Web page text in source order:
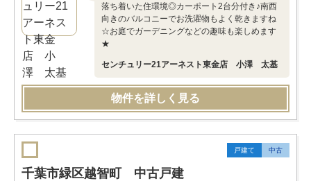
落ち着いた住環境◎カーポート2台分付き♪南西
向きのバルコニーでお洗濯物もよく乾きますね
☆お庭でガーデニングなどの趣味も楽しめます
★
センチュリー21アーネスト東金店 小澤 太基
物件を詳しく見る
戸建て 中古
千葉市緑区越智町 中古戸建